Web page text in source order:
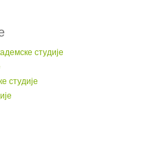
студије
студије